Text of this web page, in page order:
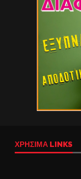
ΧΡΉΣΙΜΑ LINKS